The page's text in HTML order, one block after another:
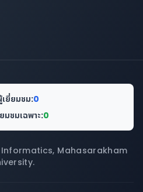
เยี่ยมชม:0
มชมเฉพาะ:0
Mahasarakham